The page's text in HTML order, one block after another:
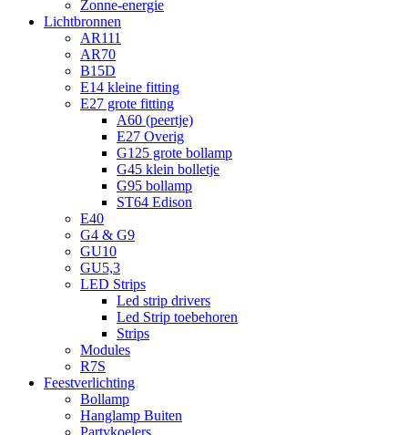
Zonne-energie
Lichtbronnen
AR111
AR70
B15D
E14 kleine fitting
E27 grote fitting
A60 (peertje)
E27 Overig
G125 grote bollamp
G45 klein bolletje
G95 bollamp
ST64 Edison
E40
G4 & G9
GU10
GU5,3
LED Strips
Led strip drivers
Led Strip toebehoren
Strips
Modules
R7S
Feestverlichting
Bollamp
Hanglamp Buiten
Partykoelers